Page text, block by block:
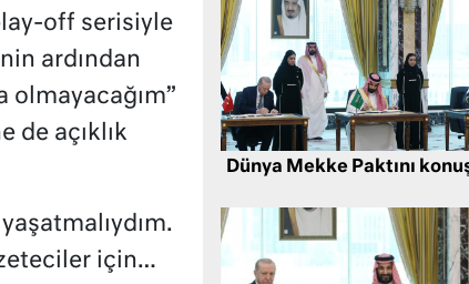
off serisiyle
ardından
olmayacağım”
de açıklık
için…
Dünya Mekke Paktını